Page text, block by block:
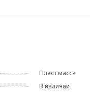
Пластмасса
В наличии